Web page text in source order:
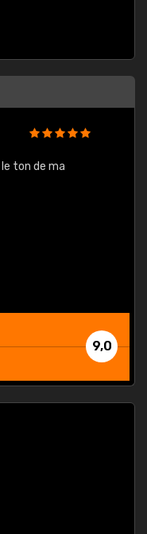
ton de ma
9,0